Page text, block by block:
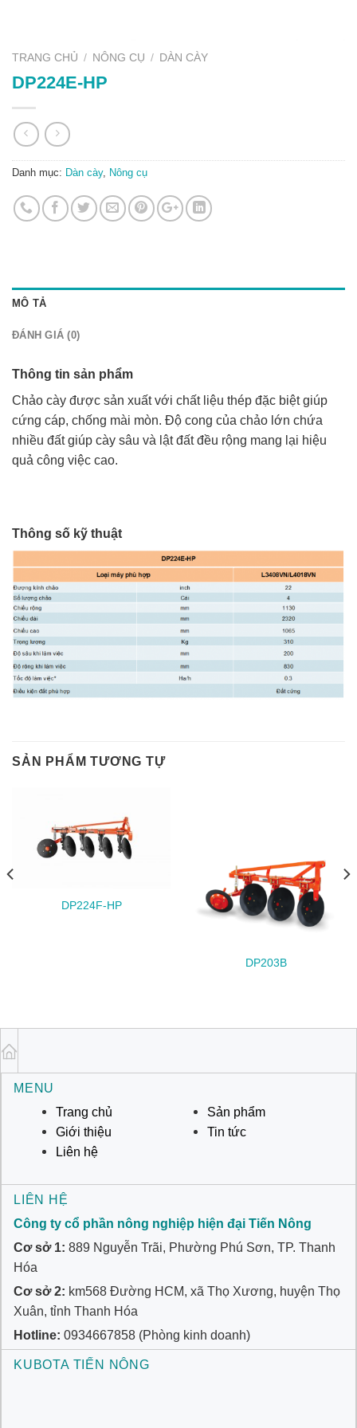
TRANG CHỦ / NÔNG CỤ / DÀN CÀY
DP224E-HP
Danh mục: Dàn cày, Nông cụ
MÔ TẢ
ĐÁNH GIÁ (0)
Thông tin sản phẩm
Chảo cày được sản xuất với chất liệu thép đặc biệt giúp
cứng cáp, chống mài mòn. Độ cong của chảo lớn chứa
nhiều đất giúp cày sâu và lật đất đều rộng mang lại hiệu
quả công việc cao.
Thông số kỹ thuật
SẢN PHẨM TƯƠNG TỰ
DP224F-HP
DP203B
MENU
Trang chủ
Sản phẩm
Giới thiệu
Tin tức
Liên hệ
LIÊN HỆ
Công ty cổ phần nông nghiệp hiện đại Tiến Nông
Cơ sở 1: 889 Nguyễn Trãi, Phường Phú Sơn, TP. Thanh
Hóa
Cơ sở 2: km568 Đường HCM, xã Thọ Xương, huyện Thọ
Xuân, tỉnh Thanh Hóa
Hotline: 0934667858 (Phòng kinh doanh)
KUBOTA TIẾN NÔNG